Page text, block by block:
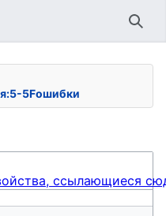
5Fошибки
ссылающиеся